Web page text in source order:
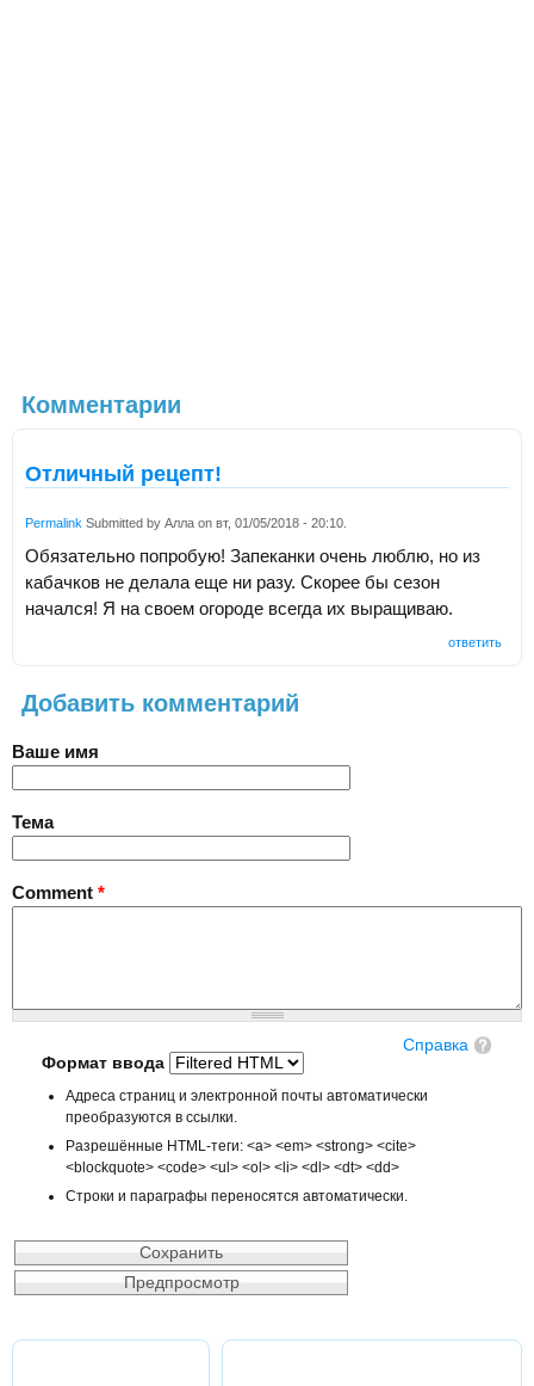
Комментарии
Отличный рецепт!
Permalink Submitted by Алла on вт, 01/05/2018 - 20:10
Обязательно попробую! Запеканки очень люблю, но из
кабачков не делала еще ни разу. Скорее бы сезон
начался! Я на своем огороде всегда их выращиваю.
ответить
Добавить комментарий
Ваше имя
Тема
Comment *
Справка
Формат ввода
Адреса страниц и электронной почты автоматически
преобразуются в ссылки.
Разрешённые HTML-теги: <a> <em> <strong> <cite>
<blockquote> <code> <ul> <ol> <li> <dl> <dt> <dd>
Строки и параграфы переносятся автоматически.